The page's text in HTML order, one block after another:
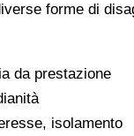
forme di
da prestazione
isolamento